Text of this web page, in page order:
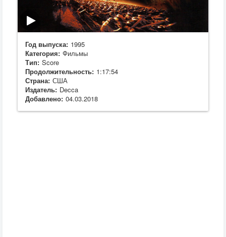
Год выпуска: 1995
Категория: Фильмы
Тип: Score
Продолжительность: 1:17:54
Страна: США
Издатель: Decca
Добавлено: 04.03.2018